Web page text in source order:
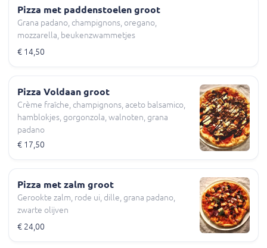
Pizza met paddenstoelen groot
Grana padano, champignons, oregano,
mozzarella, beukenzwammetjes
€ 14,50
Pizza Voldaan groot
Crème fraîche, champignons, aceto balsamico,
hamblokjes, gorgonzola, walnoten, grana
padano
€ 17,50
Pizza met zalm groot
Gerookte zalm, rode ui, dille, grana padano,
zwarte olijven
€ 24,00